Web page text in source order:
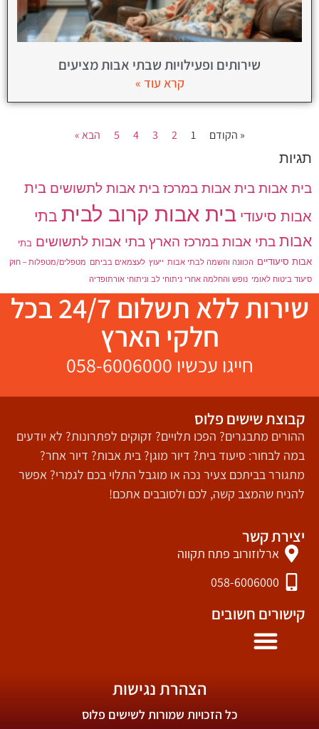
שירותים ופעילויות שבתי אבות מציעים
קרא עוד »
« הקודם 1
2
3
4
5 הבא »
תגיות
בית אבות בית אבות במרכז בית אבות לתשושים בית
אבות סיעודי בית אבות קרוב לבית בתי
אבות בתי אבות במרכז הארץ בתי אבות לתשושים בתי
אבות סיעודיים הכוונה והשמה לבתי אבות ייעוץ לעצמאים בביתם מטפלים/מטפלות – חוק
סיעוד ביטוח לאומי נופש והחלמה אחרי ניתוחי לב וניתוחי אורתופדיה
שירות ללא תשלום 24/7 בכל
חלקי הארץ
חייגו עכשיו 058-6006000
קבוצת שישים פלוס
ההורים מתבגרים? הפכו תלויים? זקוקים לפתרונות? לא יודעים
במה לבחור: סיעוד בית? דיור מוגן? בית אבות? דיור אחר?
מתגורר בביתכם צעיר נכה או מוגבל התלוי בכם לגמרי? אפשר
להניח שהמצב קשה, לכם ולסובבים אתכם!
יצירת קשר
ארלוזורוב פתח תקווה
058-6006000
קישורים חשובים
הצהרת נגישות
כל הזכויות שמורות לשישים פלוס